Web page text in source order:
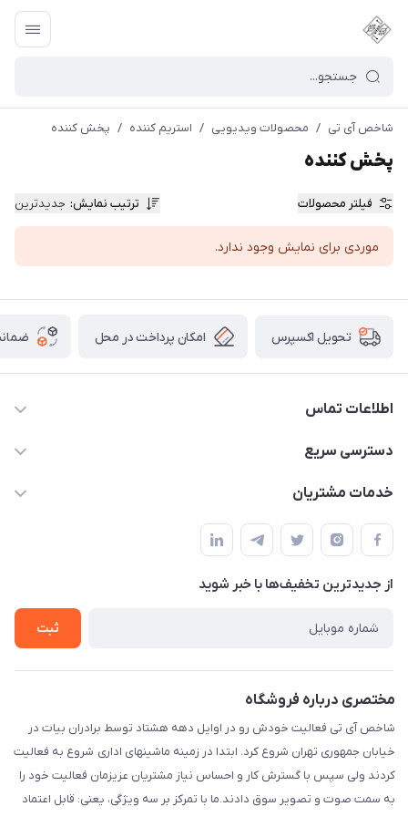
شاخص آی تی / محصولات ویدیویی / استریم کننده / پخش کننده
پخش کننده
فیلتر محصولات ترتیب نمایش: جدیدترین
موردی برای نمایش وجود ندارد.
تحویل اکسپرس امکان پرداخت در محل
اطلاعات تماس
info@shakhesit.com
فروش فقط آنلاین فروش حضوری با هماهنگی قبلی با تشکر / واحد
اداری : تهران تهران استان: تهران، شهرستان : تهران، بخش : مرکزی،
بست پنجم، پلاک: 1.0، طبقه: 3، واحد: غربی، / واحد فروش :تهران،
دسترسی سریع
حساب کاربری
لیست محصولات
درباره ما
خدمات مشتریان
قوانین و مقررات
حریم خصوصی
راهنما
از جدید‌ترین تخفیف‌ها با‌ خبر شوید
ثبت
مختصری درباره فروشگاه
شاخص آی تی فعالیت خودش رو در اوایل دهه هشتاد توسط برادران بیات در
خیابان جمهوری تهران شروع کرد. ابتدا در زمینه ماشینهای اداری شروع به فعالیت
کردند ولی سپس با گسترش کار و احساس نیاز مشتریان عزیزمان فعالیت خود را
به سمت صوت و تصویر سوق دادند.ما با تمرکز بر سه ویژگی، یعنی: قابل اعتماد